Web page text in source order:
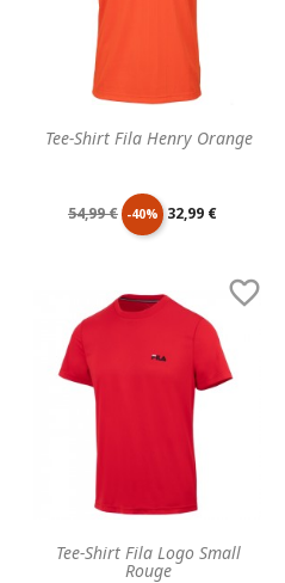
Tee-Shirt Fila Henry Orange
Prix
base
54,99 € -40% Prix
32,99 €
Tee-Shirt Fila Logo Small
Rouge
